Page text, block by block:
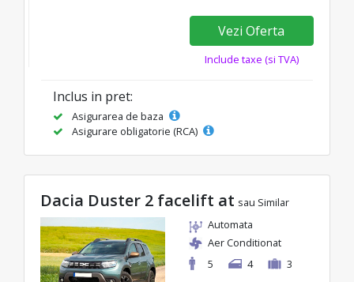
Vezi Oferta
Include taxe (si TVA)
Inclus in pret:
Asigurarea de baza
Asigurare obligatorie (RCA)
Dacia Duster 2 facelift at sau Similar
Automata
Aer Conditionat
5
4 3